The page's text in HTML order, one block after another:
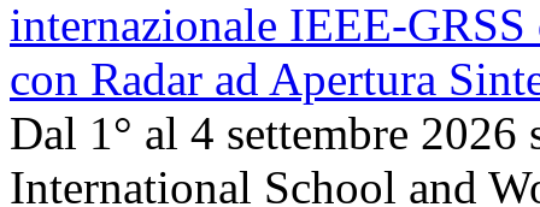
Dal 1° al 4 settembre
International School and